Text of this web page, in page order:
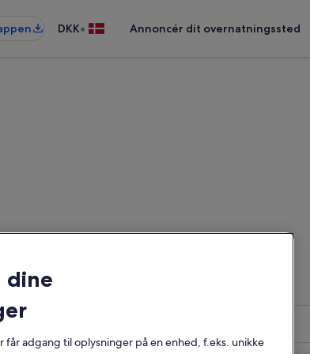
DKK• Annoncér dit overnatningssted
pool i Lucca
dine datoer for at se
dine
adgang til oplysninger på en enhed, f.eks. unikke